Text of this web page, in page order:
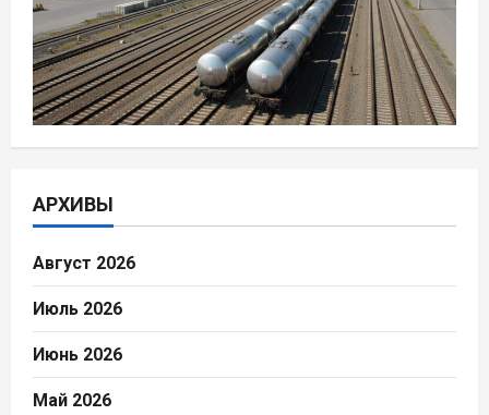
АРХИВЫ
Август 2026
Июль 2026
Июнь 2026
Май 2026